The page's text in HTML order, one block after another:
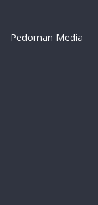
Pedoman Media